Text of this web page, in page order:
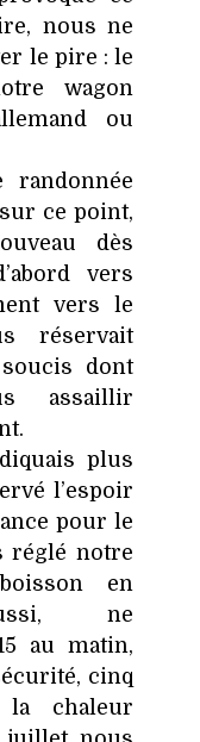
nous ne
le pire : le
wagon
ou
ce point,
dès
vers
vers le
réservait
dont
assaillir
plus
l’espoir
pour le
réglé notre
en
ne
au matin,
cinq
chaleur